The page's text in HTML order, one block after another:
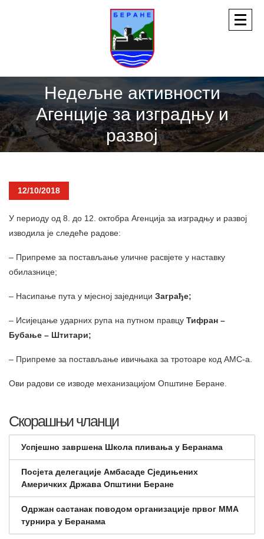
Недељне активности
Агенције за изградњу и
развој
12/10/2018
У периоду од 8. до 12. октобра Агенција за изградњу и развој
изводила је следеће радове:
– Припреме за постављање уличне расвјете у наставку
обилазнице;
– Насипање пута у мјесној заједници Заграђе;
– Исијецање ударних рупа на путном правцу Тифран –
Бубање – Штитари;
– Припреме за постављање ивичњака за тротоаре код АМС-а.
Ови радови се изводе механизацијом Општине Беране.
Скорашњи чланци
Успјешно завршена Школа пливања у Беранама
Посјета делегације Амбасаде Сједињених
Америчких Држава Општини Беране
Одржан састанак поводом организације првог ММА
турнира у Беранама